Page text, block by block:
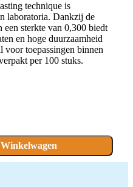
technique is
laboratoria. Dankzij de
sterkte van 0,300 biedt
en hoge duurzaamheid
voor toepassingen binnen
per 100 stuks.